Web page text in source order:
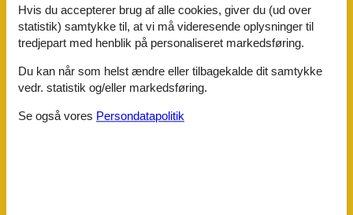
Bordtennis
Cykelvenlig
Børnefaciliteter
Familievenlig
Indkvartering Faciliteter
Allergivenlig
BBQ
Hvis du accepterer brug af alle cookies, giver du (ud over
statistik) samtykke til, at vi må videresende oplysninger til
tredjepart med henblik på personaliseret markedsføring.
Du kan når som helst ændre eller tilbagekalde dit samtykke
vedr. statistik og/eller markedsføring.
Se også vores Persondatapolitik